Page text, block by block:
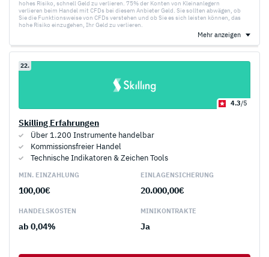
hohes Risiko, schnell Geld zu verlieren. 75% der Konten von Kleinanlegern
verlieren beim Handel mit CFDs bei diesem Anbieter Geld. Sie sollten abwägen, ob
Sie die Funktionsweise von CFDs verstehen und ob Sie es sich leisten können, das
hohe Risiko einzugehen, Ihr Geld zu verlieren.
Mehr anzeigen
22.
4.3/5
Skilling Erfahrungen
Über 1.200 Instrumente handelbar
Kommissionsfreier Handel
Technische Indikatoren & Zeichen Tools
MIN. EINZAHLUNG
100,00€
EINLAGEN­SICHERUNG
20.000,00€
HANDELS­KOSTEN
ab 0,04%
MINI­KONTRAKTE
Ja